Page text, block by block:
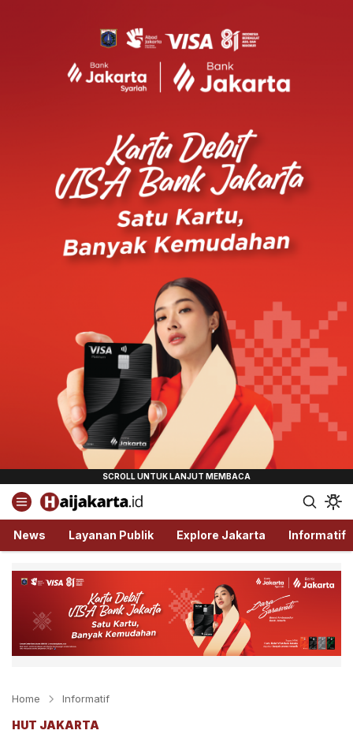
Haijakarta.id
Semua Tentang Jakarta Ada Disini!
News Layanan Publik Explore Jakarta Informatif
Home Informatif
HUT JAKARTA